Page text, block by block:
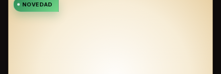
NOVEDAD